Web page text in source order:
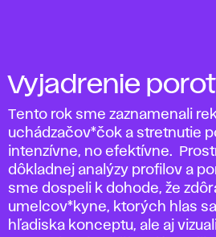
Vyjadrenie
Tento rok sme zaznamenali
uchádzačov*čok a stretnutie
intenzívne, no efektívne.
dôkladnej analýzy profilov a
sme dospeli k dohode, že
umelcov*kyne, ktorých hlas
hľadiska konceptu, ale aj